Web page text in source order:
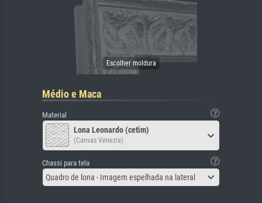
Médio e Maca
Material
Lona Leonardo (cetim)
(Canvas Venezia)
Chassi para tela
Quadro de lona - Imagem espelhada na lateral